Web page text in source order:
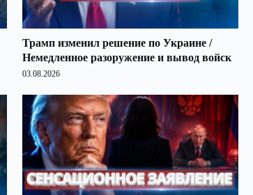
Трамп изменил решение по Украине /
Немедленное разоружение и вывод войск
03.08.2026